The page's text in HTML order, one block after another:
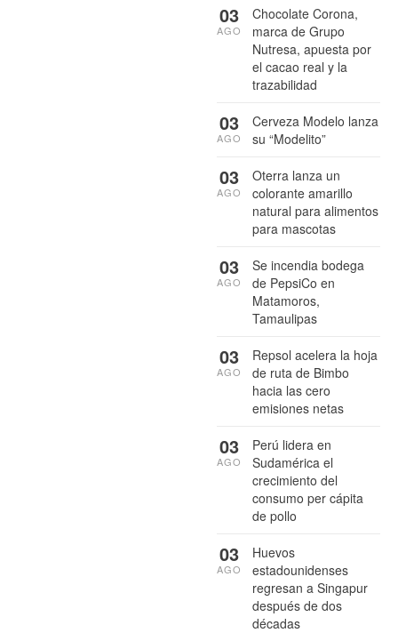
Chocolate Corona,
marca de Grupo
Nutresa, apuesta por
el cacao real y la
trazabilidad
03
AGO
Cerveza Modelo lanza
su “Modelito”
03
AGO
Oterra lanza un
colorante amarillo
natural para alimentos
para mascotas
03
AGO
Se incendia bodega
de PepsiCo en
Matamoros,
Tamaulipas
03
AGO
Repsol acelera la hoja
de ruta de Bimbo
hacia las cero
emisiones netas
03
AGO
Perú lidera en
Sudamérica el
crecimiento del
consumo per cápita
de pollo
03
AGO
Huevos
estadounidenses
regresan a Singapur
después de dos
décadas
03
AGO